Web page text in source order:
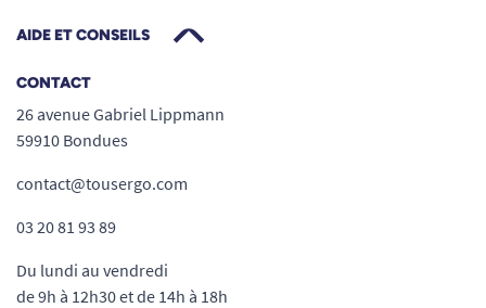
AIDE ET CONSEILS
CONTACT
26 avenue Gabriel Lippmann
59910 Bondues
contact@tousergo.com
03 20 81 93 89
Du lundi au vendredi
de 9h à 12h30 et de 14h à 18h